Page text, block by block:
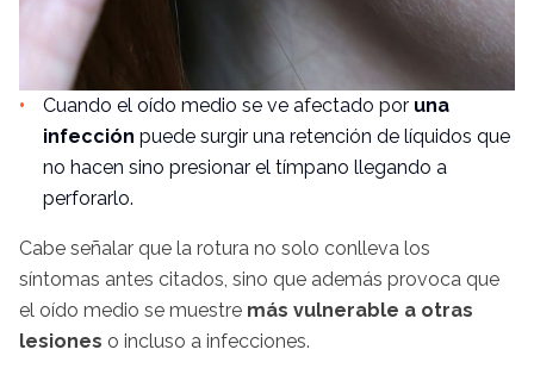
Cuando el oído medio se ve afectado por una
infección puede surgir una retención de líquidos que
no hacen sino presionar el tímpano llegando a
perforarlo.
Cabe señalar que la rotura no solo conlleva los
síntomas antes citados, sino que además provoca que
el oído medio se muestre más vulnerable a otras
lesiones o incluso a infecciones.